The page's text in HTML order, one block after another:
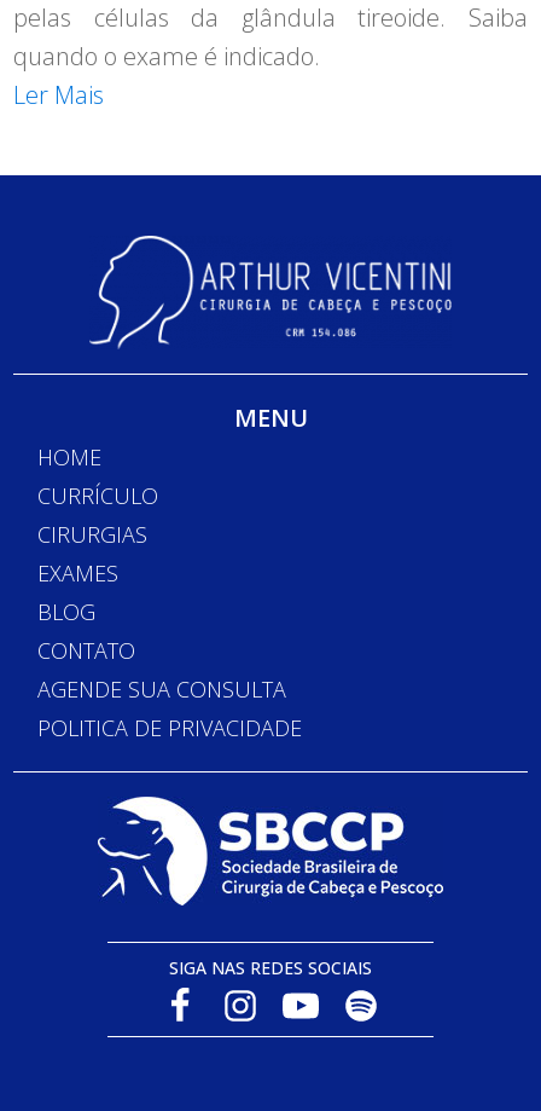
pelas células da glândula tireoide. Saiba
quando o exame é indicado.
Ler Mais
MENU
HOME
CURRÍCULO
CIRURGIAS
EXAMES
BLOG
CONTATO
AGENDE SUA CONSULTA
POLITICA DE PRIVACIDADE
SIGA NAS REDES SOCIAIS